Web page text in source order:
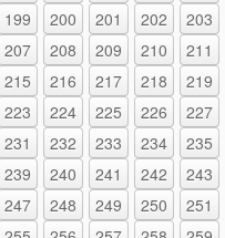
199 200 201 202 203
207 208 209 210 211
215 216 217 218 219
223 224 225 226 227
231 232 233 234 235
239 240 241 242 243
247 248 249 250 251